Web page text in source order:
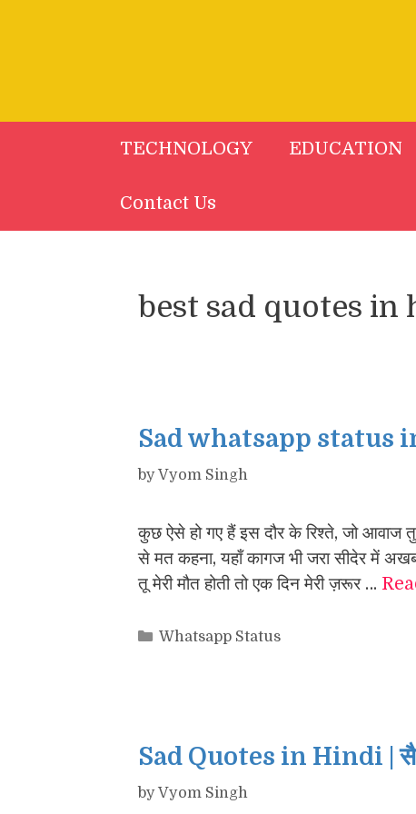
TECHNOLOGY EDUCATION
Contact Us
best sad quotes in
Sad whatsapp status
byVyom Singh
कुछ ऐसे हो गए हैं इस दौर के रिश्ते, जो आवाज
से मत कहना, यहाँ कागज भी जरा सीदेर में
तू मेरी मौत होती तो एक दिन मेरी ज़रूर …
Categories
Whatsapp Status
Sad Quotes in Hindi |
byVyom Singh